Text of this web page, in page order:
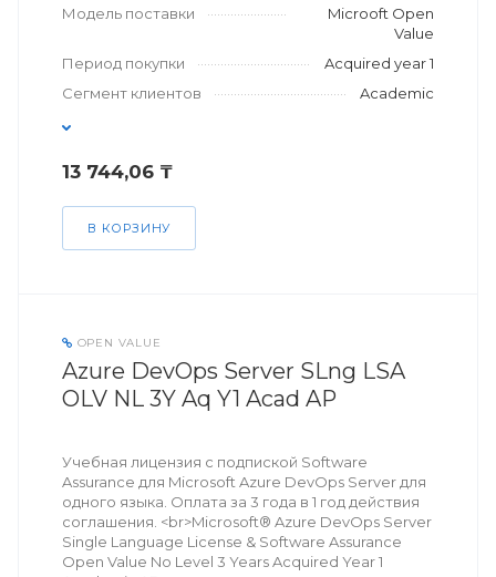
Модель поставки
Microoft Open
Value
Период покупки
Acquired year 1
Сегмент клиентов
Academic
13 744,06 ₸
В КОРЗИНУ
OPEN VALUE
Azure DevOps Server SLng LSA
OLV NL 3Y Aq Y1 Acad AP
Учебная лицензия с подпиской Software
Assurance для Microsoft Azure DevOps Server для
одного языка. Оплата за 3 года в 1 год действия
соглашения. <br>Microsoft® Azure DevOps Server
Single Language License & Software Assurance
Open Value No Level 3 Years Acquired Year 1